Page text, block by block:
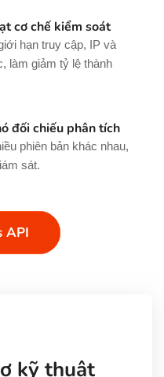
cơ chế kiểm soát
hạn truy cập, IP và
làm giảm tỷ lệ thành
đối chiếu phân tích
phiên bản khác nhau,
sát.
API
kỹ thuật